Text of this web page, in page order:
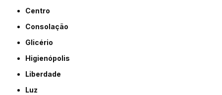
Centro
Consolação
Glicério
Higienópolis
Liberdade
Luz